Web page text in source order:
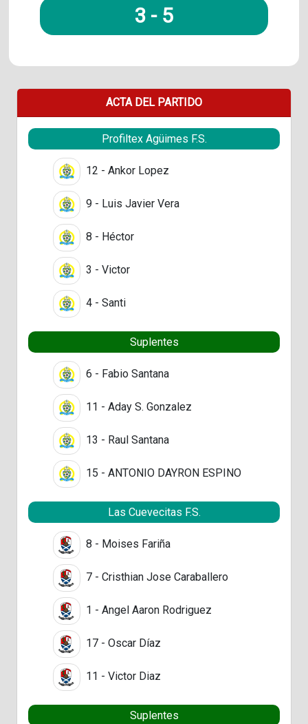
3 - 5
ACTA DEL PARTIDO
Profiltex Agüimes F.S.
12 - Ankor Lopez
9 - Luis Javier Vera
8 - Héctor
3 - Victor
4 - Santi
Suplentes
6 - Fabio Santana
11 - Aday S. Gonzalez
13 - Raul Santana
15 - ANTONIO DAYRON ESPINO
Las Cuevecitas F.S.
8 - Moises Fariña
7 - Cristhian Jose Caraballero
1 - Angel Aaron Rodriguez
17 - Oscar Díaz
11 - Victor Diaz
Suplentes